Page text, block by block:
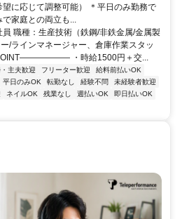
に応じて調整可能） ＊平日のみ勤務で
家庭との両立も...
職種：生産技術（鉄鋼/非鉄金属/金属製
/ラインマネージャー、倉庫作業スタッ
・時給1500円＋交...
主夫歓迎 フリーター歓迎
給料前払いOK
平日のみOK 転勤なし 経験不問
未経験者歓迎
ネイルOK 残業なし 週払いOK
即日払いOK